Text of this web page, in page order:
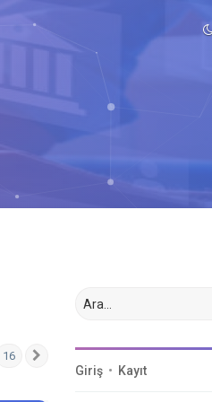
16
Giriş • Kayıt